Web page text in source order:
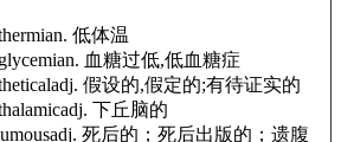
n. 低体温
n. 血糖过低,低血糖症
adj. 假设的,假定的;有待证实的
adj. 下丘脑的
adj. 死后的；死后出版的；遗腹